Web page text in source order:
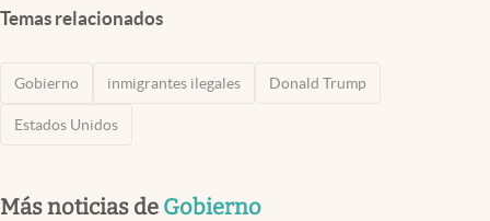
Temas relacionados
Gobierno inmigrantes ilegales Donald Trump
Estados Unidos
Más noticias de Gobierno